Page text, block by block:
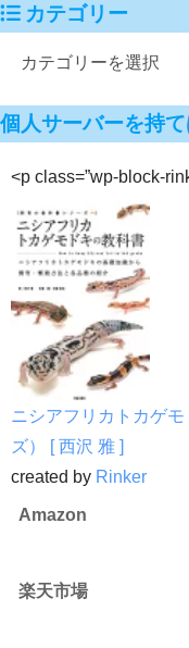
カテゴリー
個人サーバーを持て
<p class=”wp-block-
ニシアフリカトカゲ
ズ） [ 西沢 雅 ]
created by Rinker
Amazon
楽天市場